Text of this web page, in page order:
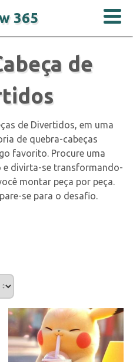
365
de
de Divertidos, em uma
de quebra-cabeças
favorito. Procure uma
e divirta-se transformando-
montar peça por peça.
se para o desafio.